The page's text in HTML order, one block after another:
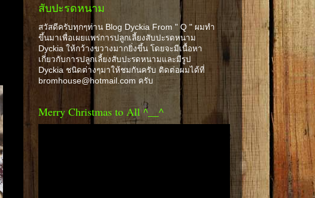
สับปะรดหนาม
สวัสดีครับทุกๆท่าน Blog Dyckia From " Q " ผมทำ
ขึ้นมาเพื่อเผยแพร่การปลูกเลี้ยงสับปะรดหนาม
Dyckia ให้กว้างขวางมากยิ่งขึ้น โดยจะมีเนื้อหา
เกี่ยวกับการปลูกเลี้ยงสับปะรดหนามและมีรูป
Dyckia ชนิดต่างๆมาให้ชมกันครับ ติดต่อผมได้ที่
bromhouse@hotmail.com ครับ
Merry Christmas to All ^__^